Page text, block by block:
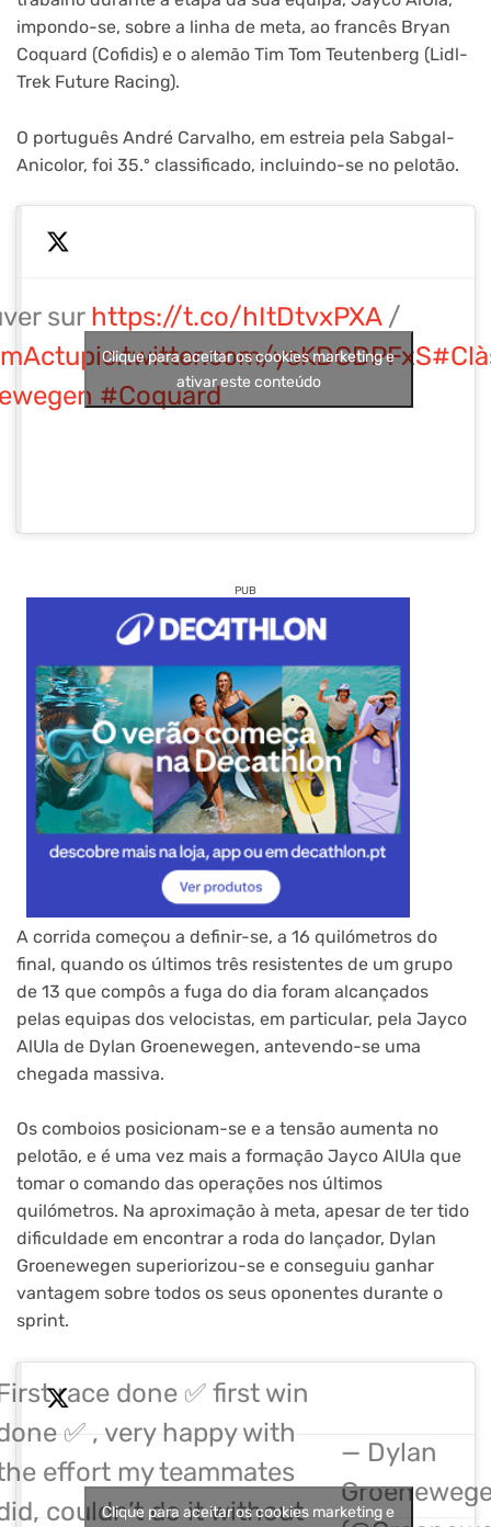
impondo-se, sobre a linha de meta, ao francês Bryan
Coquard (Cofidis) e o alemão Tim Tom Teutenberg (Lidl-
Trek Future Racing).
O português André Carvalho, em estreia pela Sabgal-
Anicolor, foi 35.º classificado, incluindo-se no pelotão.
sur https://t.co/hItDtvxPXA/
pic.twitter.com/ysKDCDPFxS
#Coquard
Clique para aceitar os cookies marketing e
ativar este conteúdo
PUB
A corrida começou a definir-se, a 16 quilómetros do
final, quando os últimos três resistentes de um grupo
de 13 que compôs a fuga do dia foram alcançados
pelas equipas dos velocistas, em particular, pela Jayco
AlUla de Dylan Groenewegen, antevendo-se uma
chegada massiva.
Os comboios posicionam-se e a tensão aumenta no
pelotão, e é uma vez mais a formação Jayco AlUla que
tomar o comando das operações nos últimos
quilómetros. Na aproximação à meta, apesar de ter tido
dificuldade em encontrar a roda do lançador, Dylan
Groenewegen superiorizou-se e conseguiu ganhar
vantagem sobre todos os seus oponentes durante o
sprint.
race done ✅ first win
✅ , very happy with
effort my teammates
couldn’t do it without
— Dylan
Clique para aceitar os cookies marketing e